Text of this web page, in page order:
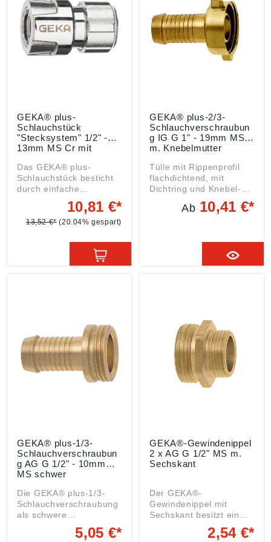
Produktsicherheitsveror
dnung ((EU) 2023/998):
Karasto Armaturenfabrik
Oehler GmbH, Manfred-
von-Ardenne-Allee 27,
71522 Backnang, DE,
Produktsicherheitsveror
dnung ((EU) 2023/998):
Karasto Armaturenfabrik
Oehler GmbH, Manfred-
von-Ardenne-Allee 27,
71522 Backnang, DE,
GEKA® plus-
Schlauchstück
"Stecksystem" 1/2" -
13mm MS Cr mit
Das GEKA® plus-
Schlauchstück besticht
durch einfache
Handhabung. Das
GEKA® plus-
Schlauchstück ist eine
hochwertigen und
robusten GEKA® plus-
Stecksystem-Familie
Stecksystemen und
Schlauchtypen und
unerreicht langlebig und
einfach zu bedienen.
Angaben gemäß
Produktsicherheitsveror
71522 Backnang, DE,
info@karasto.de
10,81 €*
13,52 €* (20.04% gespart)
GEKA® plus-2/3-
Schlauchverschraubun
g IG G 1" - 19mm MS
m. Knebelmutter
Tülle mit Rippenprofil
flachdichtend, mit
Dichtring und Knebel-
Überwurfmutter Messing
CW614N/CW617Nmit
Produktsicherheitsveror
dnung ((EU) 2023/998):
Karasto Armaturenfabrik
Ab 10,41 €*
GEKA® plus-1/3-
Schlauchverschraubun
g AG G 1/2" - 10mm
MS schwer
Die GEKA® plus-1/3-
Schlauchverschraubung
als schwere
Ausführungsvariante der
5,05 €*
GEKA®-Gewindenippel
2 x AG G 1/2" MS m.
Sechskant
Der GEKA®-
Gewindenippel mit
Sechskant besitzt ein
Einsatzspektrum als
2,54 €*